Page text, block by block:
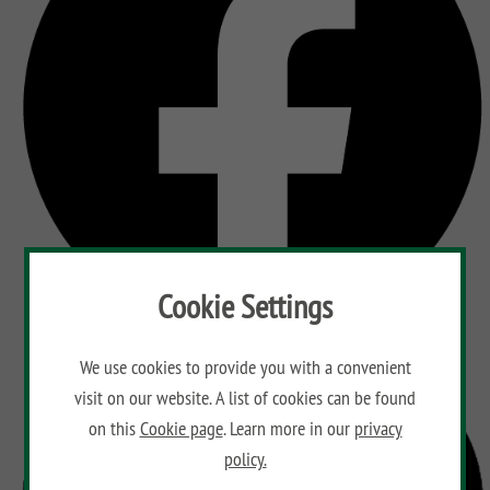
Cookie Settings
We use cookies to provide you with a convenient
visit on our website. A list of cookies can be found
on thisCookie page. Learn more in our privacy
policy.